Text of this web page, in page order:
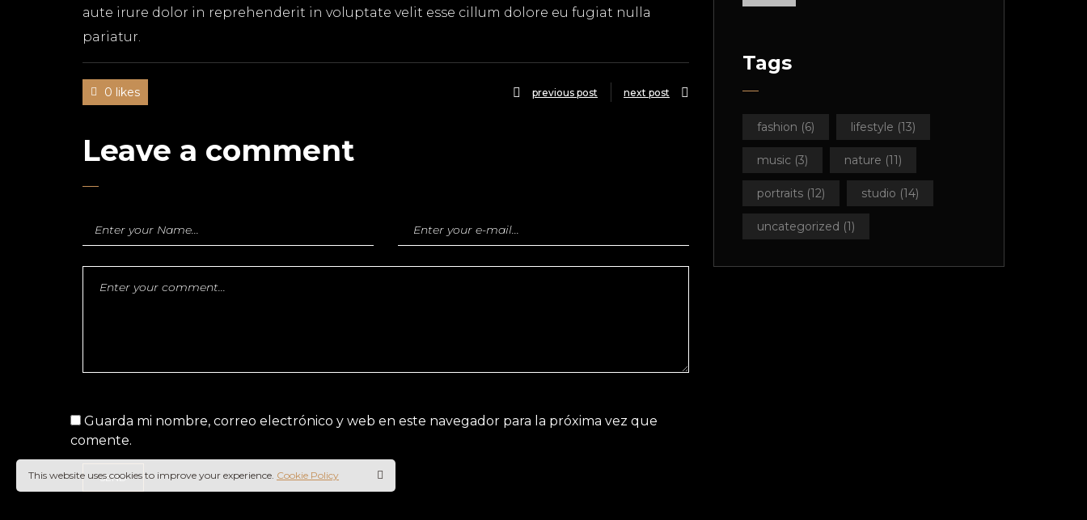
aute irure dolor in reprehenderit in voluptate velit esse cillum dolore eu fugiat nulla
pariatur.
0 likes previous post next post
Leave a comment
Guarda mi nombre, correo electrónico y web en este navegador para la próxima vez que
comente.
Tags
fashion (6) lifestyle (13)
music (3) nature (11)
portraits (12) studio (14)
uncategorized (1)
This website uses cookies to improve your experience. Cookie Policy